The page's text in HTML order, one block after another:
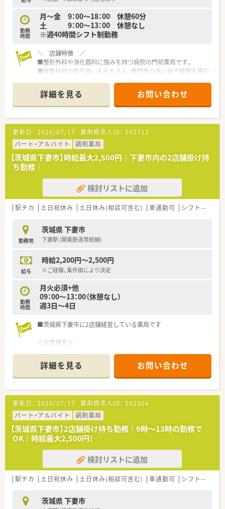
勤務
時間
月～金 9：00～18：00 休憩60分
土 9：00～13：00 休憩なし
※週40時間シフト制勤務
＼ 店舗特徴 ／
■整形外科や消化器科に強みを持つ病院の門前薬局です。
■複数科目の取り扱いももちろん、専門性の高い処方経験を積む
スキルアップに適した環境です。
■薬剤師は常時2名、1日約40～60枚/日対応しております。
周辺エリアでの店舗展開も多い為、応援体制も充実。
※配属先は面接後に最終提示となります※
＼ 企業の特徴 ／
■大学病院や総合病院の門前薬局を中心に、全都道府県に約600
店舗以上の調剤薬局を展開しています。
(大学病院・総合病院を中心とした門前薬局への出店割合 約
63％)
■かかりつけ薬剤師の在籍店舗割合86%、在宅医療の実施実績
市場需要にしっかり対応していける体制のある薬局です。
■最先端の知識を学べる環境があります！
サポートに対する取り組み。
各分野に合わせた設備整備や研修制度の導入などを進め、薬剤
師が成長できる環境を整えています。
取得に繋げた際には、然りと評価。
※手当（月50,000円の支給）が反映
まっすぐに歩める道があります。
調剤薬局で、在宅医療で、病院薬剤師として、管理部門として、
教育担当としてなどなど…キャリアの幅も広いです。
＼ 安心の福利厚生 ／
インフルエンザ予防接種補助、保養施設、JTB ベネフィット福利
会員制リゾート施設、白衣（通常・マタニティ用）貸与、接遇（CS）
表彰制度、
産前産後・育児休業中のフォロー資料提供、育児短時間勤務制度
■育休からの復帰者の定着率 97％と女性が長く働ける環境が
整っている薬局です。
■各種手当：通勤手当、薬剤師手当、地域手当、住宅手当、家族手
当
時間外手当、管理薬剤師手当、管理職手当など
■借り上げ社宅制度もございます！（勤務コースによる）
＼ 充実の研修カリキュラム ／
■入社1年目の方から中途入社の方まで、永続的に成長できる教
育制度を多数あり
あり、医療人として成長ができます。
■新入社員集合研修、マンツーマン指導に基づくOJT 制度、e-
詳細を見る お問い合わせ
更新日： 2026/07/17 薬剤師求人ID： 592312
パート・アルバイト
調剤薬局
【茨城県下妻市】時給最大2,500円｜下妻市内の2店舗掛け持
ち勤務｜
検討リストに追加
駅チカ 土日祝休み 土日休み(相談可含む) 車通勤可 シフト制
勤務地
茨城県 下妻市
下妻駅 (関東鉄道常総線)
給与
時給2,200円～2,500円
※ご経験、条件面により決定
勤務
時間
月火必須+他
09：00～13：00（休憩なし）
週3日～4日
■茨城県下妻市に2店舗経営している薬局です
≪企業理念≫
お薬を受け取っていただく際の利便性だけでなく、重複投与や過
去の服薬状況の確認といった専門的なアドバイスや、より良いサ
ービスを提供することによって、患者さまが自発的に服用を行う
「アドヒアランスの向上」に貢献し、信頼される調剤薬局づくり
に取り組んでいます。
当薬局の従業員一人ひとりが「会社の代表である」という責任と
誇りを持ち、誠意をもって、誠実、かつ迅速な対応を心がけ、常に
医療サービスの向上に努めます。
詳細を見る お問い合わせ
更新日： 2026/07/17 薬剤師求人ID： 592304
パート・アルバイト
調剤薬局
【茨城県下妻市】2店舗掛け持ち勤務｜9時～13時の勤務で
OK｜時給最大2,500円！
検討リストに追加
駅チカ 土日祝休み 土日休み(相談可含む) 車通勤可 シフト制
茨城県 下妻市